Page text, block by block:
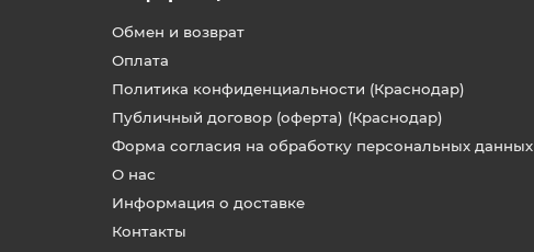
Обмен и возврат
Оплата
Политика конфиденциальности (Краснодар)
Публичный договор (оферта) (Краснодар)
Форма согласия на обработку персональных данных
О нас
Информация о доставке
Контакты